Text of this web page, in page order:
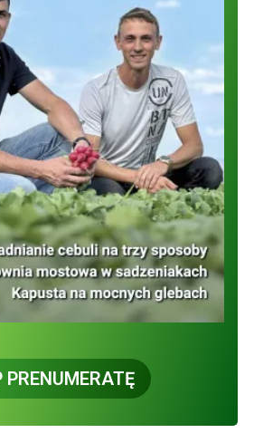
PRENUMERATĘ